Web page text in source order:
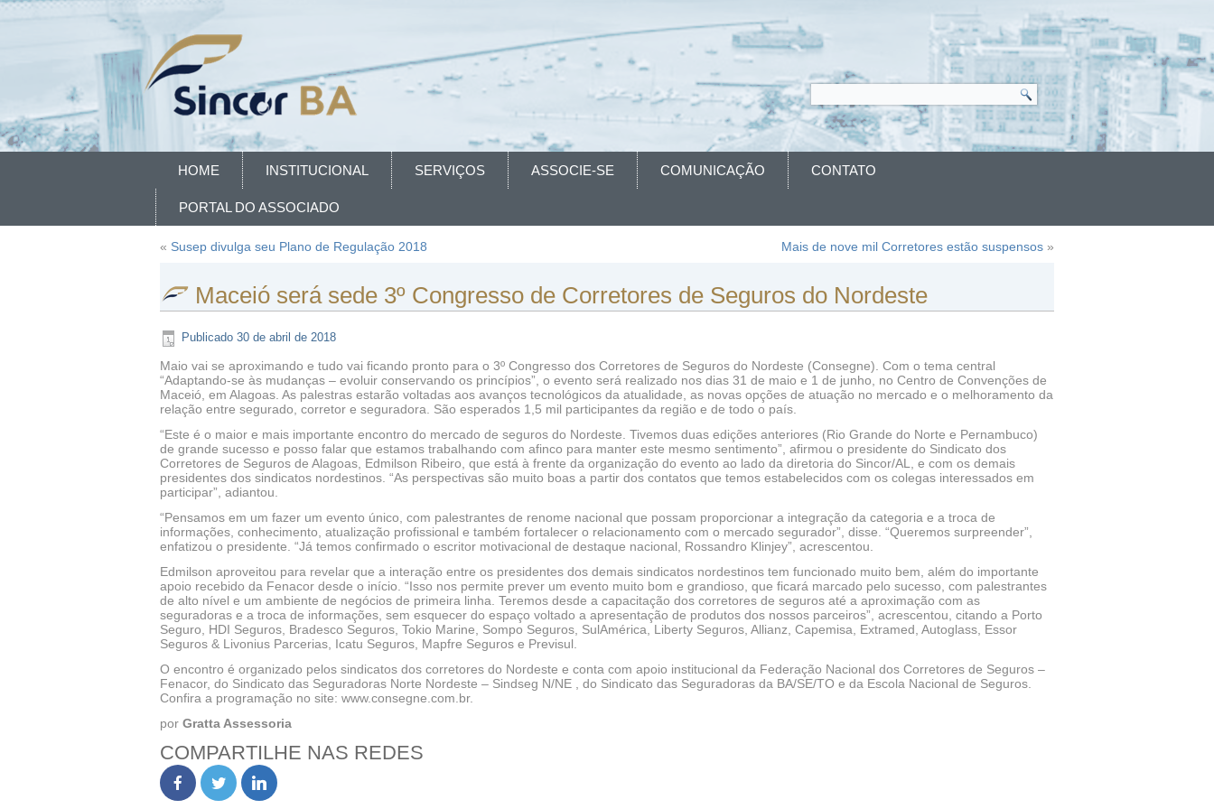
HOME INSTITUCIONAL SERVIÇOS ASSOCIE-SE COMUNICAÇÃO CONTATO
PORTAL DO ASSOCIADO
« Susep divulga seu Plano de Regulação 2018 Mais de nove mil Corretores estão suspensos »
Maceió será sede 3º Congresso de Corretores de Seguros do Nordeste
Publicado 30 de abril de 2018
Maio vai se aproximando e tudo vai ficando pronto para o 3º Congresso dos Corretores de Seguros do Nordeste (Consegne). Com o tema central
“Adaptando-se às mudanças – evoluir conservando os princípios”, o evento será realizado nos dias 31 de maio e 1 de junho, no Centro de Convenções de
Maceió, em Alagoas. As palestras estarão voltadas aos avanços tecnológicos da atualidade, as novas opções de atuação no mercado e o melhoramento da
relação entre segurado, corretor e seguradora. São esperados 1,5 mil participantes da região e de todo o país.
“Este é o maior e mais importante encontro do mercado de seguros do Nordeste. Tivemos duas edições anteriores (Rio Grande do Norte e Pernambuco)
de grande sucesso e posso falar que estamos trabalhando com afinco para manter este mesmo sentimento”, afirmou o presidente do Sindicato dos
Corretores de Seguros de Alagoas, Edmilson Ribeiro, que está à frente da organização do evento ao lado da diretoria do Sincor/AL, e com os demais
presidentes dos sindicatos nordestinos. “As perspectivas são muito boas a partir dos contatos que temos estabelecidos com os colegas interessados em
participar”, adiantou.
“Pensamos em um fazer um evento único, com palestrantes de renome nacional que possam proporcionar a integração da categoria e a troca de
informações, conhecimento, atualização profissional e também fortalecer o relacionamento com o mercado segurador”, disse. “Queremos surpreender”,
enfatizou o presidente. “Já temos confirmado o escritor motivacional de destaque nacional, Rossandro Klinjey”, acrescentou.
Edmilson aproveitou para revelar que a interação entre os presidentes dos demais sindicatos nordestinos tem funcionado muito bem, além do importante
apoio recebido da Fenacor desde o início. “Isso nos permite prever um evento muito bom e grandioso, que ficará marcado pelo sucesso, com palestrantes
de alto nível e um ambiente de negócios de primeira linha. Teremos desde a capacitação dos corretores de seguros até a aproximação com as
seguradoras e a troca de informações, sem esquecer do espaço voltado a apresentação de produtos dos nossos parceiros”, acrescentou, citando a Porto
Seguro, HDI Seguros, Bradesco Seguros, Tokio Marine, Sompo Seguros, SulAmérica, Liberty Seguros, Allianz, Capemisa, Extramed, Autoglass, Essor
Seguros & Livonius Parcerias, Icatu Seguros, Mapfre Seguros e Previsul.
O encontro é organizado pelos sindicatos dos corretores do Nordeste e conta com apoio institucional da Federação Nacional dos Corretores de Seguros –
Fenacor, do Sindicato das Seguradoras Norte Nordeste – Sindseg N/NE , do Sindicato das Seguradoras da BA/SE/TO e da Escola Nacional de Seguros.
Confira a programação no site: www.consegne.com.br.
por Gratta Assessoria
COMPARTILHE NAS REDES